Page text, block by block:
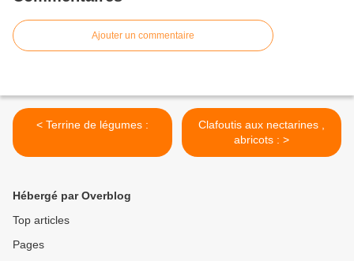
Ajouter un commentaire
< Terrine de légumes :
Clafoutis aux nectarines ,
abricots : >
Hébergé par Overblog
Top articles
Pages